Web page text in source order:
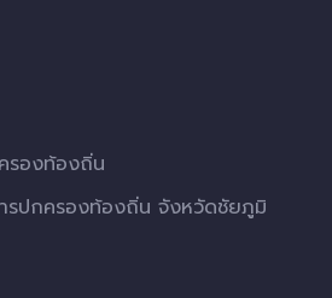
รองท้องถิ่น
รปกครองท้องถิ่น จังหวัดชัยภูมิ